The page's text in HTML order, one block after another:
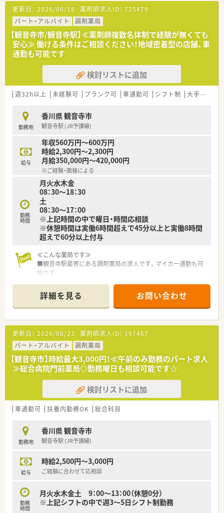
≪こんな企業です≫
■昭和21年の設立以来、長きにわたり地域に密着した薬局運営
を行い、地元の方々から親しまれています。
■同エリア内にて調剤薬局を複数店舗展開しており、地域の医療
インフラとして欠かせない存在です。
■院外処方箋の増加に伴い、一般医薬品や漢方薬だけでなく、調
剤業務の充実にも力を入れている法人です。
更新日： 2026/06/18 薬剤師求人ID： 725479
パート・アルバイト
調剤薬局
【観音寺市/観音寺駅】≪薬剤師複数名体制で経験が無くても
安心≫ 働ける条件はご相談ください！地域密着型の店舗、車
通勤も可能です
検討リストに追加
週32h以上 未経験可 ブランク可 車通勤可 シフト制 大手チェーン以外
勤務地
香川県 観音寺市
観音寺駅 (JR予讃線)
給与
年収560万円～600万円
時給2,300円～2,300円
月給350,000円～420,000円
※ご経験・面接による
勤務
時間
月火水木金
08：30～18：30
土
08：30～17：00
※上記時間の中で曜日・時間応相談
※休憩時間は実働6時間超えで45分以上と実働8時間
超えで60分以上付与
≪こんな薬局です≫
■観音寺駅最寄にある調剤薬局の求人です。マイカー通勤も可
能です
間1400枚ほど応需している店舗です。
■常時2～3名の薬剤師と3名の事務スタッフが連携し、地域の患
者様に寄り添った丁寧な対応を行っています。
≪こんな企業です≫
■昭和21年の設立以来、香川県西部エリアに密着して調剤薬局
を3店舗運営し、地域の方々に親しまれています。
■同エリアでは院外処方箋の応需も増加傾向にあり、一般用医薬
品や漢方薬だけでなく処方箋対応も充実しています。
■代表も現役の薬剤師として現場に立ち、非常に温厚な性格でス
タッフが働きやすい環境づくりに努めています。
詳細を見る お問い合わせ
更新日： 2026/06/23 薬剤師求人ID： 197467
パート・アルバイト
調剤薬局
【観音寺市】時給最大3,000円！≪午前のみ勤務のパート求人
≫総合病院門前薬局◎勤務曜日も相談可能です☆
検討リストに追加
車通勤可 扶養内勤務OK 総合科目
勤務地
香川県 観音寺市
観音寺駅 (JR予讃線)
給与
時給2,500円～3,000円
ご経験に合わせて応相談
勤務
時間
月火水木金土 9：00～13：00（休憩0分）
※上記シフトの中で週3～5日シフト制勤務